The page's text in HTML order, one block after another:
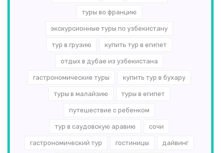
туры во францию
экскурсионные туры по узбекистану
тур в грузию купить тур в египет
отдых в дубае из узбекистана
гастрономические туры купить тур в бухару
туры в малайзию туры в египет
путешествие с ребенком
тур в саудовскую аравию сочи
гастрономический тур гостиницы дайвинг